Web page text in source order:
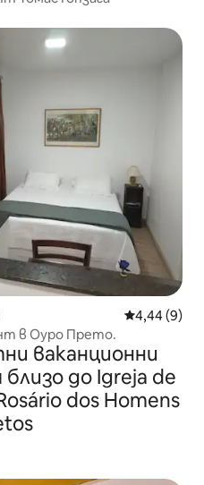
Средна
4,44 (9)
в Оуро Прето.
ваканционни
до Igreja de
dos Homens